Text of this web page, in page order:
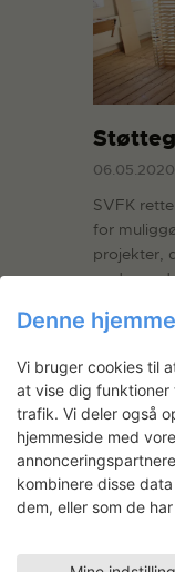
06.05.2020
SVFK
for
projekter,
gode og
Faglige
Poul
Kunstfond
READ MORE
Denne
Vi bruger cookies til
at vise dig funktioner
trafik. Vi deler også
hjemmeside med
kombinere disse
dem, eller som de